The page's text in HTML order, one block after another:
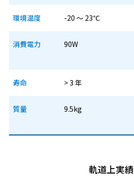
環境温度 -20 ～ 23℃
消費電力 90W
寿命 > 3 年
質量 9.5kg
軌道上実績